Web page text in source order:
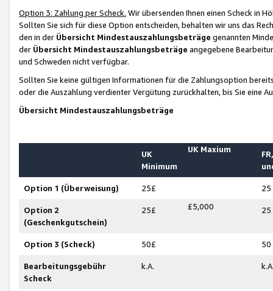
Option 3: Zahlung per Scheck. Wir übersenden Ihnen einen Scheck in
Sollten Sie sich für diese Option entscheiden, behalten wir uns das
den in der Übersicht Mindestauszahlungsbeträge genannten
der Übersicht Mindestauszahlungsbeträge angegebene
und Schweden nicht verfügbar.
Sollten Sie keine gültigen Informationen für die Zahlungsoption
oder die Auszahlung verdienter Vergütung zurückhalten, bis Sie
Übersicht Mindestauszahlungsbeträge
UK
Minimum
UK Maxium
Option 1 (Überweisung) 25£ 25
Option 2
(Geschenkgutschein)
25£ £5,000 25
Option 3 (Scheck) 50£ 50
Bearbeitungsgebühr
Scheck
k.A.